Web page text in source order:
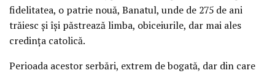
fidelitatea, o patrie nouă, Banatul, unde de 275 de ani
trăiesc şi îşi păstrează limba, obiceiurile, dar mai ales
credinţa catolică.
Perioada acestor serbări, extrem de bogată, dar din care